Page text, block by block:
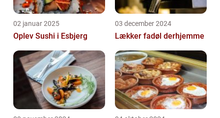
02 januar 2025
Oplev Sushi i Esbjerg
03 december 2024
Lækker fadøl derhjemme